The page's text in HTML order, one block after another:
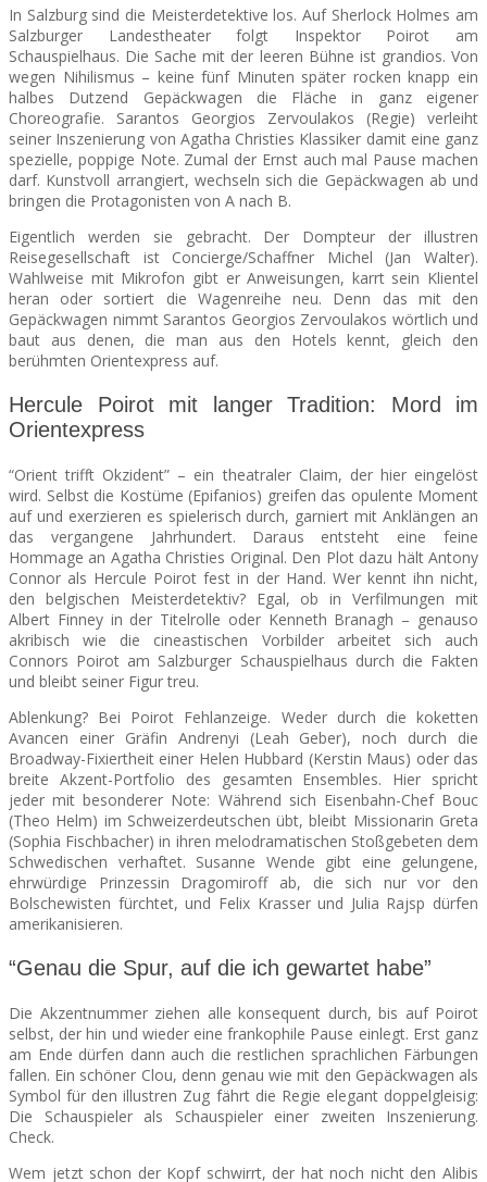
In Salzburg sind die Meisterdetektive los. Auf Sherlock Holmes am
Salzburger Landestheater folgt Inspektor Poirot am
Schauspielhaus. Die Sache mit der leeren Bühne ist grandios. Von
wegen Nihilismus – keine fünf Minuten später rocken knapp ein
halbes Dutzend Gepäckwagen die Fläche in ganz eigener
Choreografie. Sarantos Georgios Zervoulakos (Regie) verleiht
seiner Inszenierung von Agatha Christies Klassiker damit eine ganz
spezielle, poppige Note. Zumal der Ernst auch mal Pause machen
darf. Kunstvoll arrangiert, wechseln sich die Gepäckwagen ab und
bringen die Protagonisten von A nach B.
Eigentlich werden sie gebracht. Der Dompteur der illustren
Reisegesellschaft ist Concierge/Schaffner Michel (Jan Walter).
Wahlweise mit Mikrofon gibt er Anweisungen, karrt sein Klientel
heran oder sortiert die Wagenreihe neu. Denn das mit den
Gepäckwagen nimmt Sarantos Georgios Zervoulakos wörtlich und
baut aus denen, die man aus den Hotels kennt, gleich den
berühmten Orientexpress auf.
Hercule Poirot mit langer Tradition: Mord im
Orientexpress
“Orient trifft Okzident” – ein theatraler Claim, der hier eingelöst
wird. Selbst die Kostüme (Epifanios) greifen das opulente Moment
auf und exerzieren es spielerisch durch, garniert mit Anklängen an
das vergangene Jahrhundert. Daraus entsteht eine feine
Hommage an Agatha Christies Original. Den Plot dazu hält Antony
Connor als Hercule Poirot fest in der Hand. Wer kennt ihn nicht,
den belgischen Meisterdetektiv? Egal, ob in Verfilmungen mit
Albert Finney in der Titelrolle oder Kenneth Branagh – genauso
akribisch wie die cineastischen Vorbilder arbeitet sich auch
Connors Poirot am Salzburger Schauspielhaus durch die Fakten
und bleibt seiner Figur treu.
Ablenkung? Bei Poirot Fehlanzeige. Weder durch die koketten
Avancen einer Gräfin Andrenyi (Leah Geber), noch durch die
Broadway-Fixiertheit einer Helen Hubbard (Kerstin Maus) oder das
breite Akzent-Portfolio des gesamten Ensembles. Hier spricht
jeder mit besonderer Note: Während sich Eisenbahn-Chef Bouc
(Theo Helm) im Schweizerdeutschen übt, bleibt Missionarin Greta
(Sophia Fischbacher) in ihren melodramatischen Stoßgebeten dem
Schwedischen verhaftet. Susanne Wende gibt eine gelungene,
ehrwürdige Prinzessin Dragomiroff ab, die sich nur vor den
Bolschewisten fürchtet, und Felix Krasser und Julia Rajsp dürfen
amerikanisieren.
“Genau die Spur, auf die ich gewartet habe”
Die Akzentnummer ziehen alle konsequent durch, bis auf Poirot
selbst, der hin und wieder eine frankophile Pause einlegt. Erst ganz
am Ende dürfen dann auch die restlichen sprachlichen Färbungen
fallen. Ein schöner Clou, denn genau wie mit den Gepäckwagen als
Symbol für den illustren Zug fährt die Regie elegant doppelgleisig:
Die Schauspieler als Schauspieler einer zweiten Inszenierung.
Check.
Wem jetzt schon der Kopf schwirrt, der hat noch nicht den Alibis